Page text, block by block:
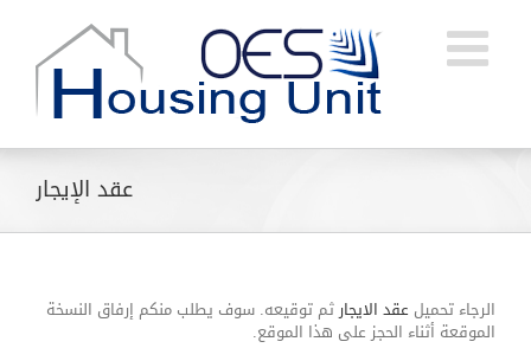
content
عقد الإيجار
الرجاء تحميل عقد الايجارثم توقيعه. سوف يطلب منكم إرفاق النسخة
الموقعة أثناء الحجز على هذا الموقع.